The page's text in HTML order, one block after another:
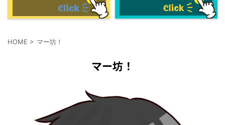
HOME > マー坊！
マー坊！